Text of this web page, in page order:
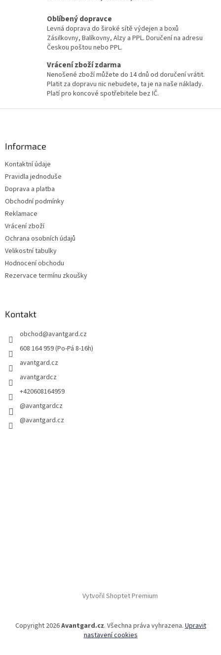
Oblíbený dopravce
Levná doprava do široké sítě výdejen a boxů
Zásilkovny, Balíkovny, Alzy a PPL. Doručení na adresu
Českou poštou nebo PPL.
Vrácení zboží zdarma
Nenošené zboží můžete do 14 dnů od doručení vrátit.
Platit za dopravu nic nebudete, ta je na naše náklady.
Platí pro koncové spotřebitele bez IČ.
Informace
Kontaktní údaje
Pravidla jednoduše
Doprava a platba
Obchodní podmínky
Reklamace
Vrácení zboží
Ochrana osobních údajů
Velikostní tabulky
Hodnocení obchodu
Rezervace termínu zkoušky
Kontakt
obchod@avantgard.cz
608 164 959 (Po-Pá 8-16h)
avantgard.cz
avantgardcz
+420608164959
@avantgardcz
@avantgard.cz
Vytvořil Shoptet Premium
Copyright 2026Avantgard.cz. Všechna práva vyhrazena.Upravit
nastavení cookies